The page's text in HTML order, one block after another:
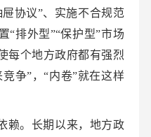
协议”、实施不合规范
“排外型”“保护型”市场
每个地方政府都有强烈
争”，“内卷”就在这样
赖。长期以来，地方政